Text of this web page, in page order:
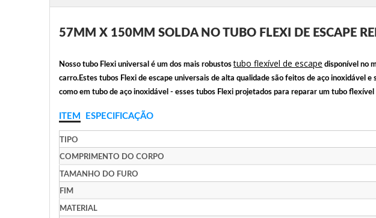
57MM X 150MM SOLDA NO TUBO FLEXI DE ESCAPE
Nosso tubo Flexi universal é um dos mais robustostubo flexível de escape disponível no
carro.Estes tubos Flexi de escape universais de alta qualidade são feitos de aço inoxidável
como em tubo de aço inoxidável - esses tubos Flexi projetados para reparar um tubo
ITEM ESPECIFICAÇÃO
TIPO
COMPRIMENTO DO CORPO
TAMANHO DO FURO
FIM
MATERIAL